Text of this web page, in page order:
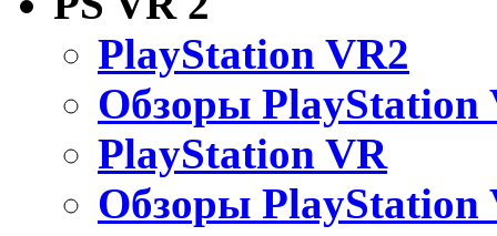
PlayStation VR2
Обзоры PlayStation
PlayStation VR
Обзоры PlayStation